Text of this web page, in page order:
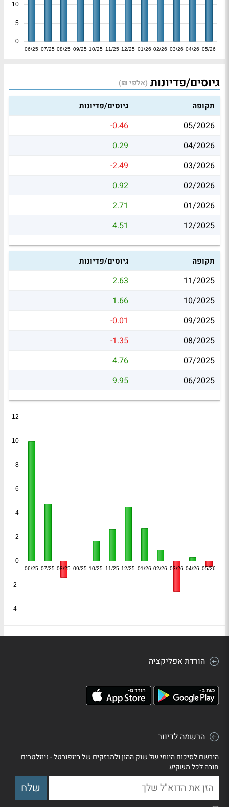
06/25 07/25 08/25 09/25 10/25 11/25 12/25 01/26 02/26 03/26 04/26 05/26
0
5
10
גיוסים/פדיונות (אלפי ₪)
תקופה גיוסים/פדיונות
05/2026
-0.46
04/2026
0.29
03/2026
-2.49
02/2026
0.92
01/2026
2.71
12/2025
4.51
תקופה גיוסים/פדיונות
11/2025
2.63
10/2025
1.66
09/2025
-0.01
08/2025
-1.35
07/2025
4.76
06/2025
9.95
06/25 07/25 08/25 09/25 10/25 11/25 12/25 01/26 02/26 03/26 04/26 05/26
-4
-2
0
2
4
6
8
10
12
הורדת אפליקציה
הרשמה לדיוור
הירשם לסיכום היומי של שוק ההון ולמבזקים של ביזפורטל - ניוזלטרים
חובה לכל משקיע